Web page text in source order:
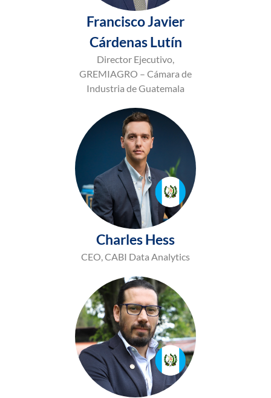
Francisco Javier
Cárdenas Lutín
Director Ejecutivo,
GREMIAGRO – Cámara de
Industria de Guatemala
Charles Hess
CEO, CABI Data Analytics